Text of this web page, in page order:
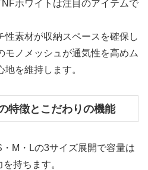
ホワイトは注目のアイテムで
性素材が収納スペースを確保し
モノメッシュが通気性を高めム
を維持します。
特徴とこだわりの機能
M・Lの3サイズ展開で容量は
持ちます。